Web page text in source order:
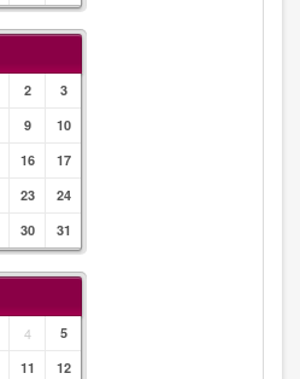
2
3
9
10
16
17
23
24
30 31
4
5
11
12